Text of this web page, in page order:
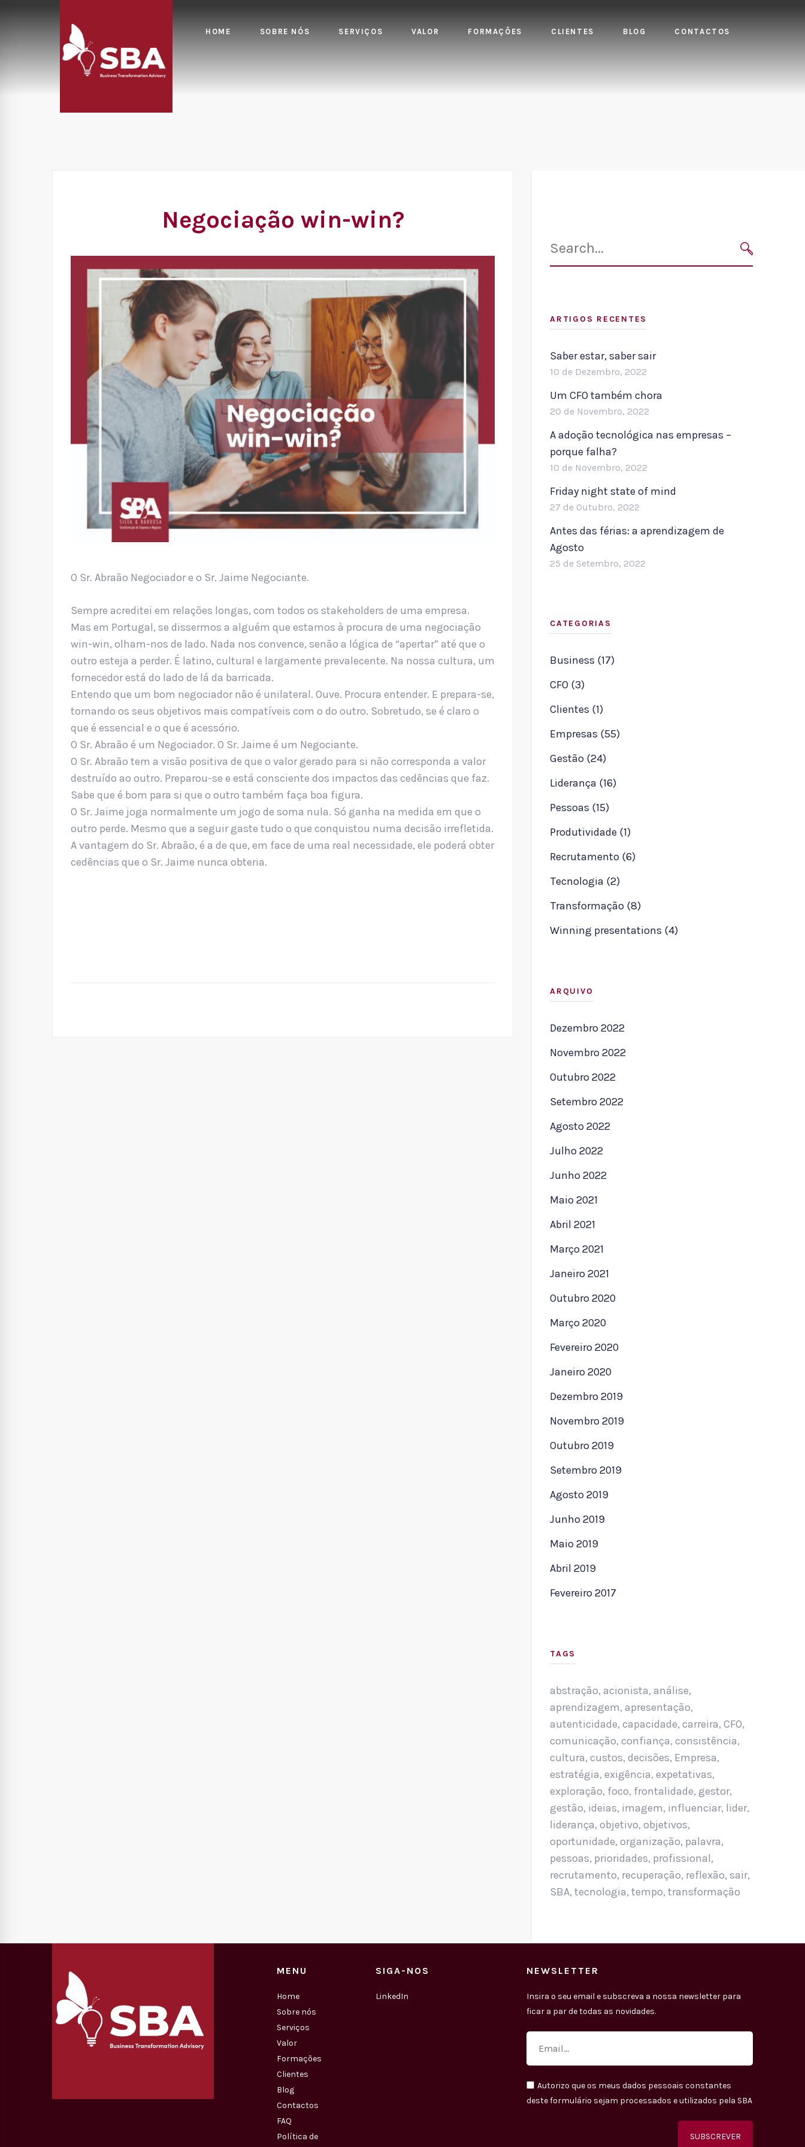
HOME SOBRE NÓS SERVIÇOS VALOR FORMAÇÕES CLIENTES BLOG CONTACTOS
Negociação win-win?
O Sr. Abraão Negociador e o Sr. Jaime Negociante.
Sempre acreditei em relações longas, com todos os stakeholders de uma empresa.
Mas em Portugal, se dissermos a alguém que estamos à procura de uma negociação
win-win, olham-nos de lado. Nada nos convence, senão a lógica de “apertar” até que o
outro esteja a perder. É latino, cultural e largamente prevalecente. Na nossa cultura, um
fornecedor está do lado de lá da barricada.
Entendo que um bom negociador não é unilateral. Ouve. Procura entender. E prepara-se,
tornando os seus objetivos mais compatíveis com o do outro. Sobretudo, se é claro o
que é essencial e o que é acessório.
O Sr. Abraão é um Negociador. O Sr. Jaime é um Negociante.
O Sr. Abraão tem a visão positiva de que o valor gerado para si não corresponda a valor
destruído ao outro. Preparou-se e está consciente dos impactos das cedências que faz.
Sabe que é bom para si que o outro também faça boa figura.
O Sr. Jaime joga normalmente um jogo de soma nula. Só ganha na medida em que o
outro perde. Mesmo que a seguir gaste tudo o que conquistou numa decisão irrefletida.
A vantagem do Sr. Abraão, é a de que, em face de uma real necessidade, ele poderá obter
cedências que o Sr. Jaime nunca obteria.
for:
SEARCH
ARTIGOS RECENTES
Saber estar, saber sair
10 de Dezembro, 2022
Um CFO também chora
20 de Novembro, 2022
A adoção tecnológica nas empresas –
porque falha?
10 de Novembro, 2022
Friday night state of mind
27 de Outubro, 2022
Antes das férias: a aprendizagem de
Agosto
25 de Setembro, 2022
CATEGORIAS
Business (17)
CFO (3)
Clientes (1)
Empresas (55)
Gestão (24)
Liderança (16)
Pessoas (15)
Produtividade (1)
Recrutamento (6)
Tecnologia (2)
Transformação (8)
Winning presentations (4)
ARQUIVO
Dezembro 2022
Novembro 2022
Outubro 2022
Setembro 2022
Agosto 2022
Julho 2022
Junho 2022
Maio 2021
Abril 2021
Março 2021
Janeiro 2021
Outubro 2020
Março 2020
Fevereiro 2020
Janeiro 2020
Dezembro 2019
Novembro 2019
Outubro 2019
Setembro 2019
Agosto 2019
Junho 2019
Maio 2019
Abril 2019
Fevereiro 2017
TAGS
abstração, acionista, análise,
aprendizagem, apresentação,
autenticidade, capacidade, carreira, CFO,
comunicação, confiança, consistência,
cultura, custos, decisões, Empresa,
estratégia, exigência, expetativas,
exploração, foco, frontalidade, gestor,
gestão, ideias, imagem, influenciar, lider,
liderança, objetivo, objetivos,
oportunidade, organização, palavra,
pessoas, prioridades, profissional,
recrutamento, recuperação, reflexão, sair,
SBA, tecnologia, tempo, transformação
MENU
Home
Sobre nós
Serviços
Valor
Formações
Clientes
Blog
Contactos
FAQ
Política de
SIGA-NOS
LinkedIn
NEWSLETTER
Insira o seu email e subscreva a nossa newsletter para
ficar a par de todas as novidades.
Autorizo que os meus dados pessoais constantes
deste formulário sejam processados e utilizados pela SBA